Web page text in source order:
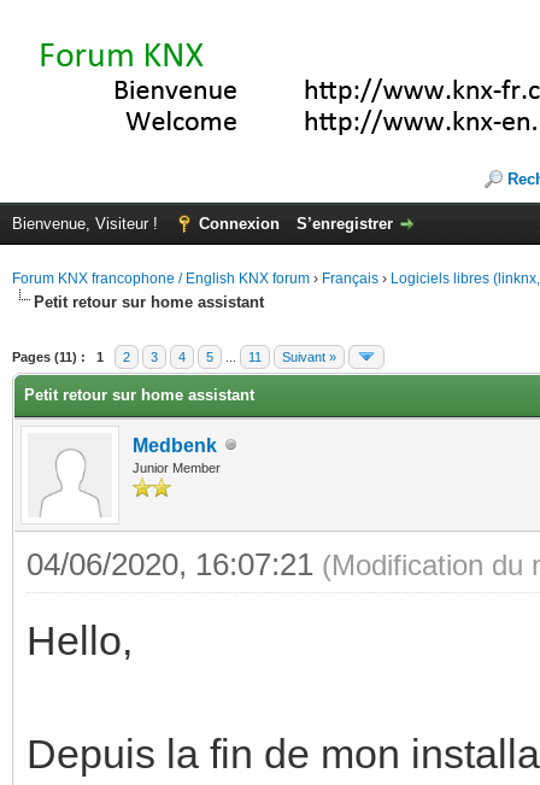
Bienvenue, Visiteur ! Connexion S’enregistrer
Forum KNX francophone / English KNX forum › Français › Logiciels libres
Petit retour sur home assistant
Pages (11) : 1 2 3 4 5 11 Suivant »
Petit retour sur home assistant
Medbenk
Junior Member
04/06/2020, 16:07:21 (Modification du
Hello,
Depuis la fin de mon